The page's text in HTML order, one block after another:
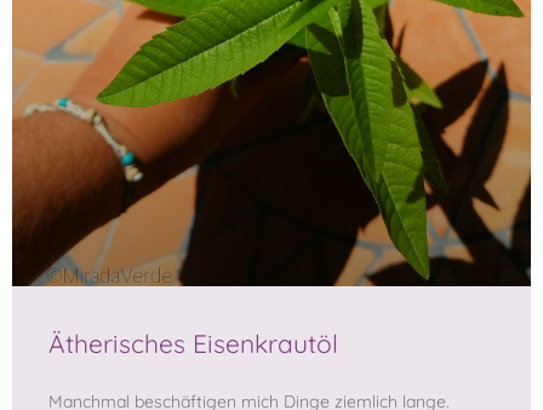
Ätherisches Eisenkrautöl
Manchmal beschäftigen mich Dinge ziemlich lange.